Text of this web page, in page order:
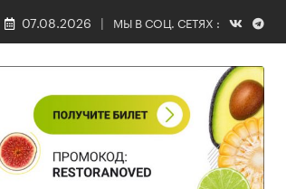
07.08.2026 МЫ В СОЦ. СЕТЯХ :